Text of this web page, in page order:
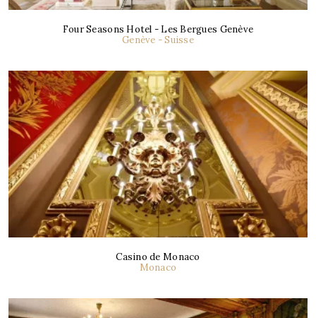
Four Seasons Hotel - Les Bergues Genève
Genève - Suisse
Casino de Monaco
Monaco